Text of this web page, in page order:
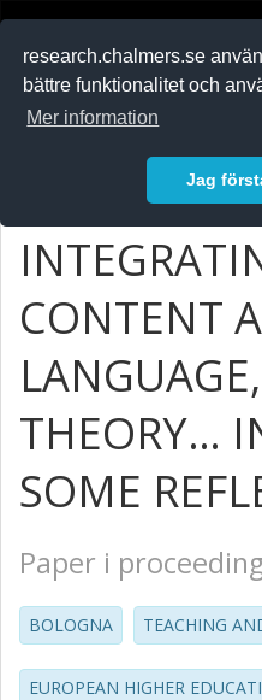
research.chalmers.se
bättre funktionalitet och
Mer information
Jag
CONTENT
THEORY…
SOME
Paper i
BOLOGNA TEACHING
EUROPEAN HIGHER